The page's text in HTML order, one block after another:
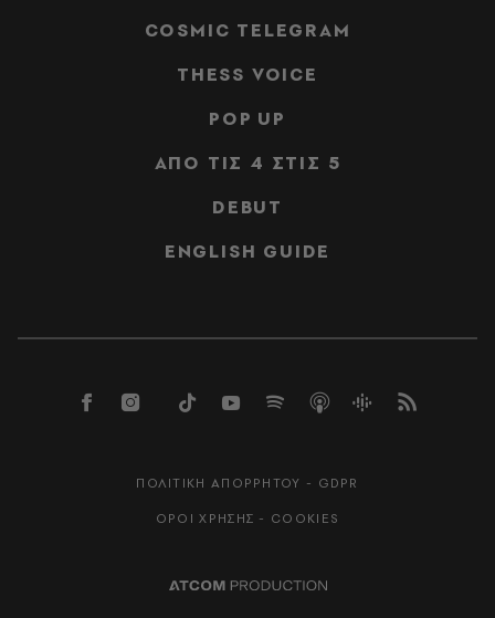
COSMIC TELEGRAM
THESS VOICE
POP UP
ΑΠΟ ΤΙΣ 4 ΣΤΙΣ 5
DEBUT
ENGLISH GUIDE
ΠΟΛΙΤΙΚΗ ΑΠΟΡΡΗΤΟΥ - GDPR
ΟΡΟΙ ΧΡΗΣΗΣ - COOKIES